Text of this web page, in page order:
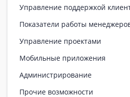
Управление поддержкой
Показатели работы
Управление проектами
Мобильные приложения
Администрирование
Прочие возможности